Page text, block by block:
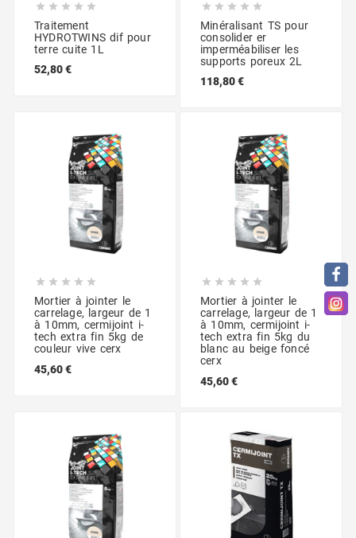
    
Traitement
HYDROTWINS dif pour
terre cuite 1L
52,80 €
    
Minéralisant TS pour
consolider er
imperméabiliser les
supports poreux 2L
118,80 €
    
Mortier à jointer le
carrelage, largeur de 1
à 10mm, cermijoint i-
tech extra fin 5kg de
couleur vive cerx
45,60 €
    
Mortier à jointer le
carrelage, largeur de 1
à 10mm, cermijoint i-
tech extra fin 5kg du
blanc au beige foncé
cerx
45,60 €